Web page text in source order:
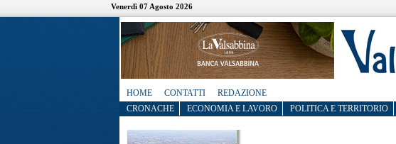
Venerdì 07 Agosto 2026
HOME CONTATTI
REDAZIONE
CRONACHE
ECONOMIA E LAVORO POLITICA E TERRITORIO